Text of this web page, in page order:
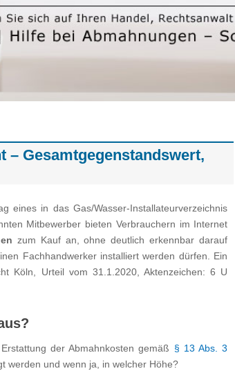
– Gesamtgegenstandswert,
eines in das Gas/Wasser-Installateurverzeichnis
Mitbewerber bieten Verbrauchern im Internet
zum Kauf an, ohne deutlich erkennbar darauf
Fachhandwerker installiert werden dürfen. Ein
Köln, Urteil vom 31.1.2020, Aktenzeichen: 6 U
der Abmahnkosten gemäß § 13 Abs. 3
werden und wenn ja, in welcher Höhe?